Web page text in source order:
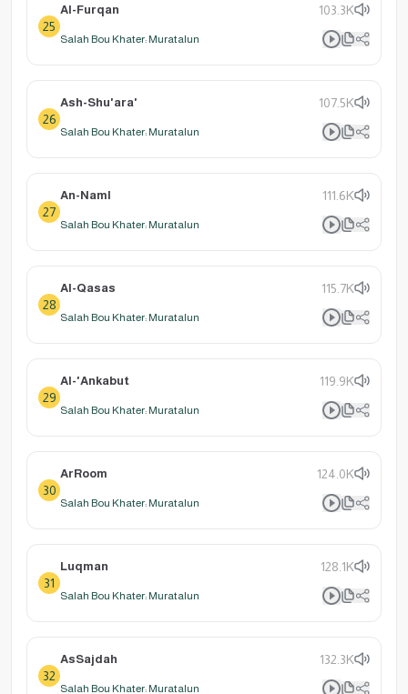
25
Al-Furqan 103.3K
Salah Bou Khater: Muratalun
26
Ash-Shu'ara' 107.5K
Salah Bou Khater: Muratalun
27
An-Naml 111.6K
Salah Bou Khater: Muratalun
28
Al-Qasas 115.7K
Salah Bou Khater: Muratalun
29
Al-'Ankabut 119.9K
Salah Bou Khater: Muratalun
30
ArRoom 124.0K
Salah Bou Khater: Muratalun
31
Luqman 128.1K
Salah Bou Khater: Muratalun
32
AsSajdah 132.3K
Salah Bou Khater: Muratalun